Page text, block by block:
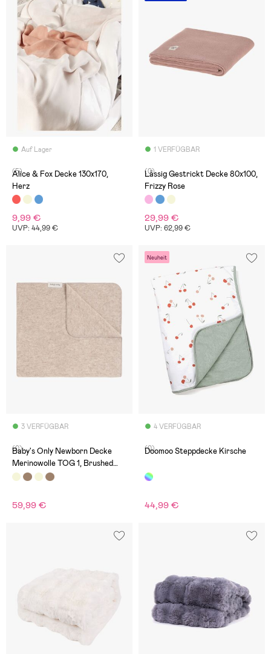
Auf Lager
(5)
Alice & Fox Decke 130x170,
Herz
9,99 €
UVP: 44,99 €
1 VERFÜGBAR
(0)
Lässig Gestrickt Decke 80x100,
Frizzy Rose
29,99 €
UVP: 62,99 €
3 VERFÜGBAR
(0)
Baby's Only Newborn Decke
Merinowolle TOG 1, Brushed
Ecru
59,99 €
Neuheit
4 VERFÜGBAR
(0)
Doomoo Steppdecke Kirsche
44,99 €